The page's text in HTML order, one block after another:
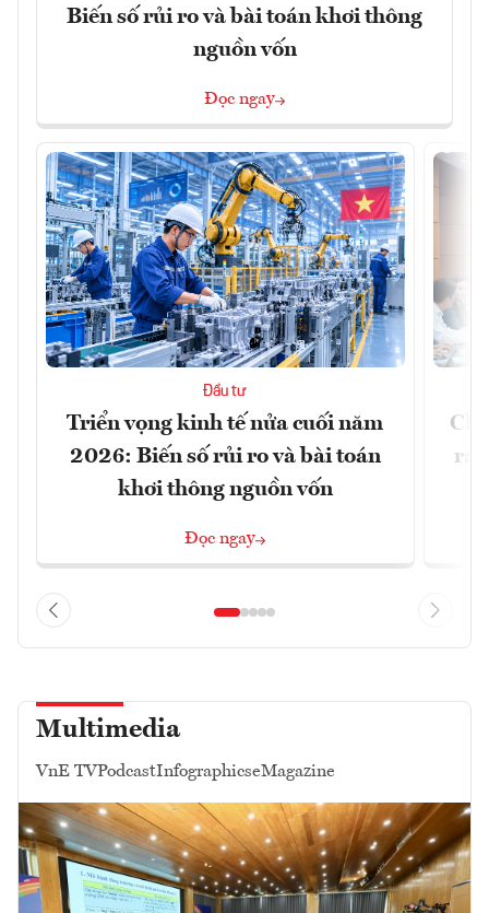
Biến số rủi ro và bài toán khơi thông
nguồn vốn
Đọc ngay
Đầu tư
Triển vọng kinh tế nửa cuối năm
2026: Biến số rủi ro và bài toán
khơi thông nguồn vốn
Đọc ngay
ra
Multimedia
VnE TVPodcastInfographicseMagazine